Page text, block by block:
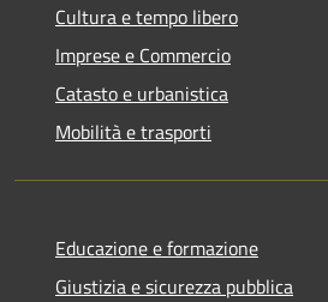
Cultura e tempo libero
Imprese e Commercio
Catasto e urbanistica
Mobilità e trasporti
Educazione e formazione
Giustizia e sicurezza pubblica